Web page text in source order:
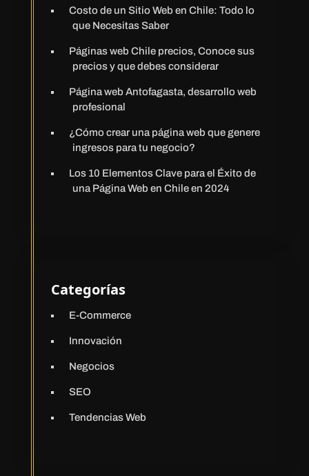
Costo de un Sitio Web en Chile: Todo lo
que Necesitas Saber
Páginas web Chile precios, Conoce sus
precios y que debes considerar
Página web Antofagasta, desarrollo web
profesional
¿Cómo crear una página web que genere
ingresos para tu negocio?
Los 10 Elementos Clave para el Éxito de
una Página Web en Chile en 2024
Categorías
E-Commerce
Innovación
Negocios
SEO
Tendencias Web